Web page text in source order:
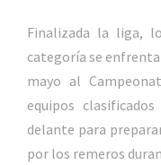
Finalizada la liga,
categoría se
mayo al
equipos
delante para
por los remeros